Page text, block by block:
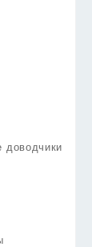
доводчики